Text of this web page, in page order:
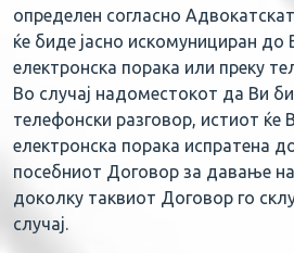
определен согласно
ќе биде јасно искомунициран до
електронска порака или преку
Во случај надоместокот да Ви
телефонски разговор, истиот ќе
електронска порака испратена
посебниот Договор за давање
доколку таквиот Договор го
случај.